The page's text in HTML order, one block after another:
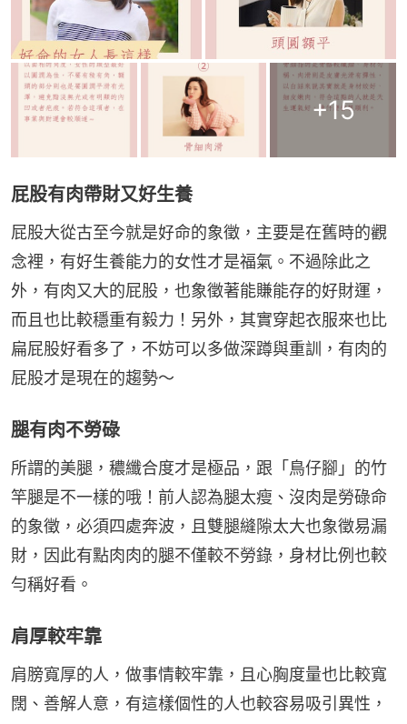
+15
屁股有肉帶財又好生養
屁股大從古至今就是好命的象徵，主要是在舊時的觀
念裡，有好生養能力的女性才是福氣。不過除此之
外，有肉又大的屁股，也象徵著能賺能存的好財運，
而且也比較穩重有毅力！另外，其實穿起衣服來也比
扁屁股好看多了，不妨可以多做深蹲與重訓，有肉的
屁股才是現在的趨勢～
腿有肉不勞碌
所謂的美腿，穠纖合度才是極品，跟「鳥仔腳」的竹
竿腿是不一樣的哦！前人認為腿太瘦、沒肉是勞碌命
的象徵，必須四處奔波，且雙腿縫隙太大也象徵易漏
財，因此有點肉肉的腿不僅較不勞錄，身材比例也較
勻稱好看。
肩厚較牢靠
肩膀寬厚的人，做事情較牢靠，且心胸度量也比較寬
闊、善解人意，有這樣個性的人也較容易吸引異性，